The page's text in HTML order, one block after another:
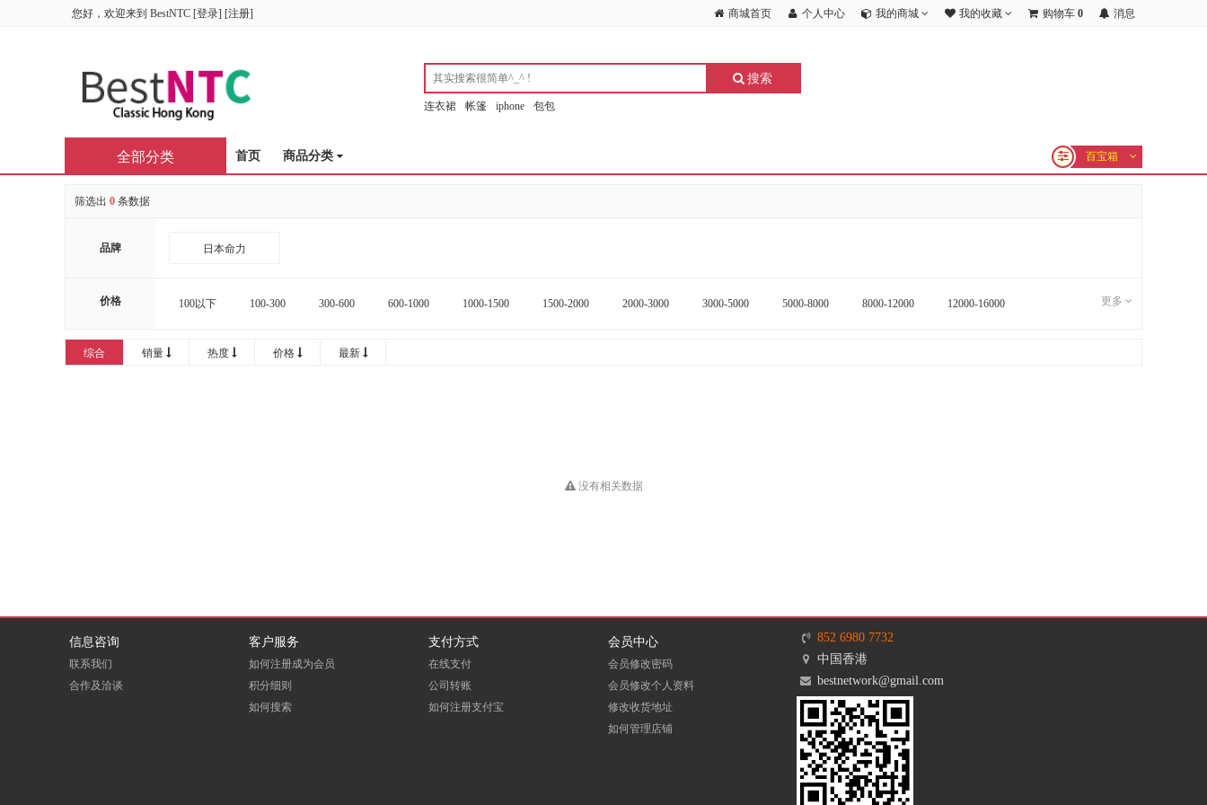
您好，欢迎来到 BestNTC [登录] [注册] 商城首页 个人中心 我的商城 我的收藏 购物车 0 消息
搜索
连衣裙 帐篷 iphone 包包
首页 商品分类 百宝箱
全部分类
筛选出 0 条数据
品牌 日本命力
价格 100以下 100-300 300-600 600-1000 1000-1500 1500-2000 2000-3000 3000-5000 5000-8000 8000-12000 12000-16000 更多
综合 销量 热度 价格 最新
没有相关数据
信息咨询
联系我们
合作及洽谈
客户服务
如何注册成为会员
积分细则
如何搜索
支付方式
在线支付
公司转账
如何注册支付宝
会员中心
会员修改密码
会员修改个人资料
修改收货地址
如何管理店铺
852 6980 7732
中国香港
bestnetwork@gmail.com